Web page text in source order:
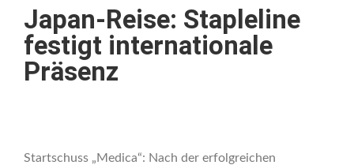
Japan-Reise: Stapleline
festigt internationale
Präsenz
Startschuss „Medica“: Nach der erfolgreichen